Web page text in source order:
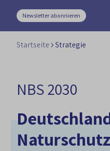
Newsletter abonnieren
Startseite Strategie
NBS 2030